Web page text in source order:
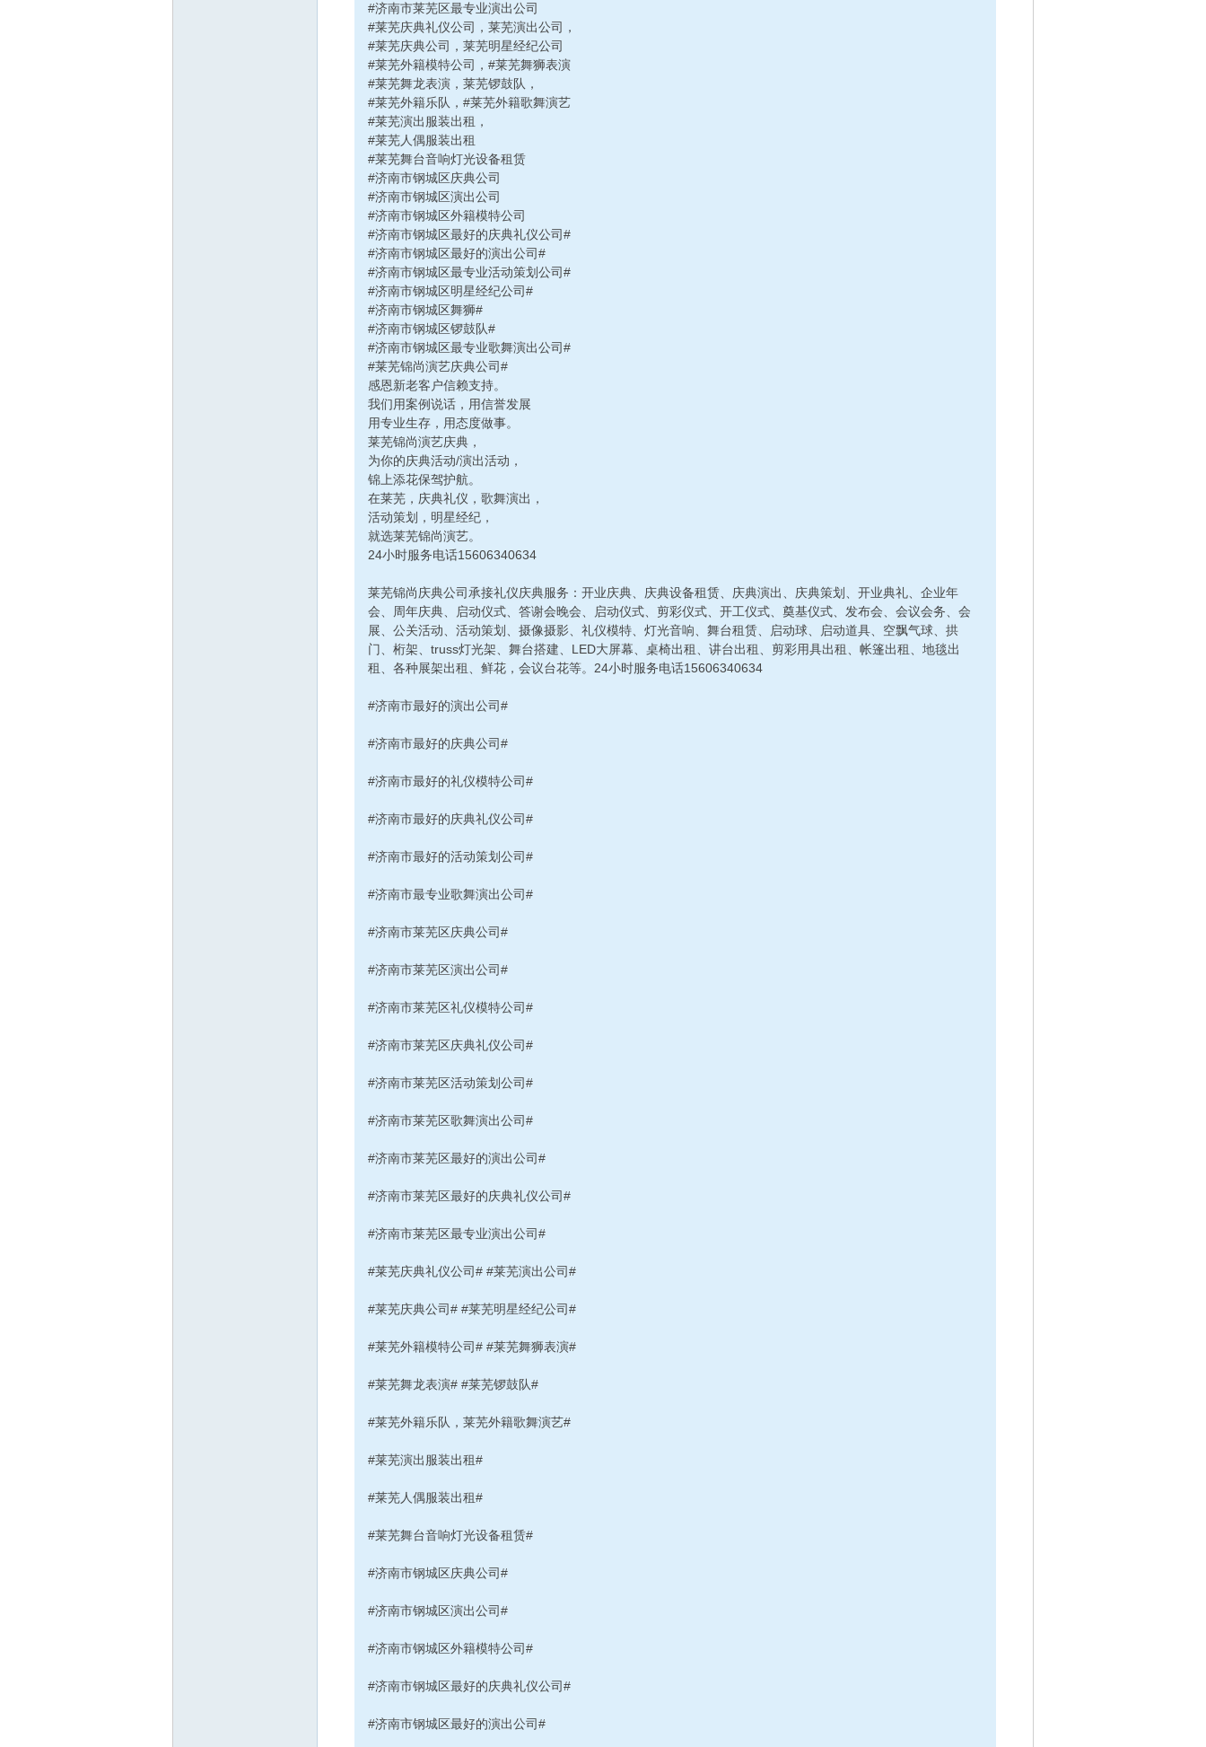
#济南市莱芜区最专业演出公司
#莱芜庆典礼仪公司，莱芜演出公司，
#莱芜庆典公司，莱芜明星经纪公司
#莱芜外籍模特公司，#莱芜舞狮表演
#莱芜舞龙表演，莱芜锣鼓队，
#莱芜外籍乐队，#莱芜外籍歌舞演艺
#莱芜演出服装出租，
#莱芜人偶服装出租
#莱芜舞台音响灯光设备租赁
#济南市钢城区庆典公司
#济南市钢城区演出公司
#济南市钢城区外籍模特公司
#济南市钢城区最好的庆典礼仪公司#
#济南市钢城区最好的演出公司#
#济南市钢城区最专业活动策划公司#
#济南市钢城区明星经纪公司#
#济南市钢城区舞狮#
#济南市钢城区锣鼓队#
#济南市钢城区最专业歌舞演出公司#
#莱芜锦尚演艺庆典公司#
感恩新老客户信赖支持。
我们用案例说话，用信誉发展
用专业生存，用态度做事。
莱芜锦尚演艺庆典，
为你的庆典活动/演出活动，
锦上添花保驾护航。
在莱芜，庆典礼仪，歌舞演出，
活动策划，明星经纪，
就选莱芜锦尚演艺。
24小时服务电话15606340634
莱芜锦尚庆典公司承接礼仪庆典服务：开业庆典、庆典设备租赁、庆典演出、庆典策划、开业典礼、企业年
会、周年庆典、启动仪式、答谢会晚会、启动仪式、剪彩仪式、开工仪式、奠基仪式、发布会、会议会务、会
展、公关活动、活动策划、摄像摄影、礼仪模特、灯光音响、舞台租赁、启动球、启动道具、空飘气球、拱
门、桁架、truss灯光架、舞台搭建、LED大屏幕、桌椅出租、讲台出租、剪彩用具出租、帐篷出租、地毯出
租、各种展架出租、鲜花，会议台花等。24小时服务电话15606340634
#济南市最好的演出公司#
#济南市最好的庆典公司#
#济南市最好的礼仪模特公司#
#济南市最好的庆典礼仪公司#
#济南市最好的活动策划公司#
#济南市最专业歌舞演出公司#
#济南市莱芜区庆典公司#
#济南市莱芜区演出公司#
#济南市莱芜区礼仪模特公司#
#济南市莱芜区庆典礼仪公司#
#济南市莱芜区活动策划公司#
#济南市莱芜区歌舞演出公司#
#济南市莱芜区最好的演出公司#
#济南市莱芜区最好的庆典礼仪公司#
#济南市莱芜区最专业演出公司#
#莱芜庆典礼仪公司# #莱芜演出公司#
#莱芜庆典公司# #莱芜明星经纪公司#
#莱芜外籍模特公司# #莱芜舞狮表演#
#莱芜舞龙表演# #莱芜锣鼓队#
#莱芜外籍乐队，莱芜外籍歌舞演艺#
#莱芜演出服装出租#
#莱芜人偶服装出租#
#莱芜舞台音响灯光设备租赁#
#济南市钢城区庆典公司#
#济南市钢城区演出公司#
#济南市钢城区外籍模特公司#
#济南市钢城区最好的庆典礼仪公司#
#济南市钢城区最好的演出公司#